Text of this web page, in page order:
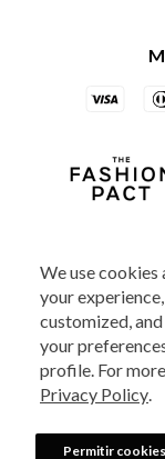
We use
your
customized,
your
profile. For
Privacy Policy.
Permitir cookies
Trocas eVai de
Azul
2025 - Veste S.A
se no direito de
880 5520.Horário de
Sábados das 8h às